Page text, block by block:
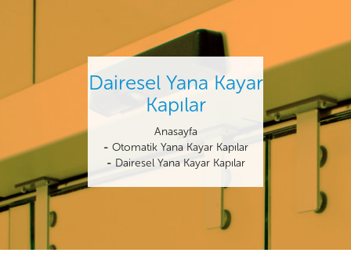
Dairesel Yana Kayar
Kapılar
Anasayfa
Otomatik Yana Kayar Kapılar
Dairesel Yana Kayar Kapılar